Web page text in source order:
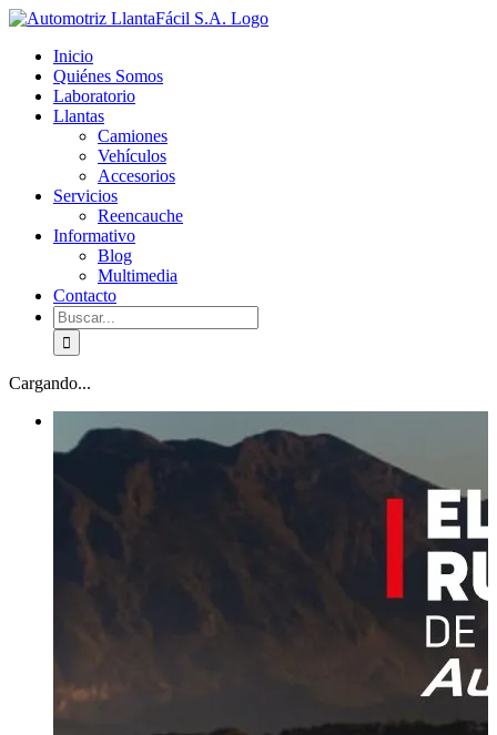
Skip
content
facebook
youtube
Inicio
Quiénes Somos
Laboratorio
Llantas
Camiones
Vehículos
Accesorios
Servicios
Reencauche
Informativo
Blog
Multimedia
Contacto
Buscar:
Cargando...